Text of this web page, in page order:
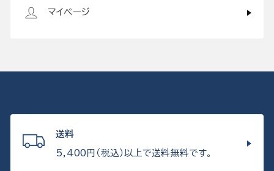
マイページ
送料
5,400円（税込）以上で送料無料です。